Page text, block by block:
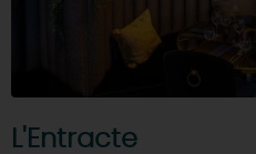
L'Entracte